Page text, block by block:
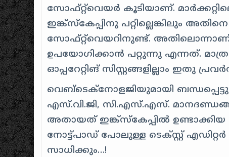
സോഫ്‌റ്റ്‌വെയർ കൂടിയാണ്.
ഇങ്ക്‌സ്കേപ്പിനു പറ്റില്ലെങ്കിലും
സോഫ്‌റ്റ്‌വെയറിനുണ്ട്. അതിലൊന്നാണ്
ഉപയോഗിക്കാൻ പറ്റുന്നു എന്നത്.
ഓപ്പറേറ്റിങ് സിസ്റ്റങ്ങളില്ലാം ഇതു
വെബ്‌ടെക്നോളജിയുമായി
എസ്.വി.ജി, സി.എസ്.എസ്.
അതായത് ഇങ്ക്‌സ്കേപ്പിൽ
നോട്ട്പാഡ് പോലുള്ള ടെക്സ്റ്റ്
സാധിക്കും…!